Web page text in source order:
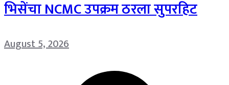
भिसेंचा NCMC उपक्रम ठरला सुपरहिट
August 5, 2026